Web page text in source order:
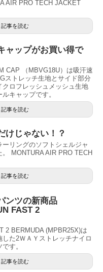
AIR PRO TECH JACKET
記事を読む
ャップがお買い得で
CAP （MBVG18U）は吸汗速
ストレッチ生地とサイド部分
クロフレッシュメッシュ生地
キャップです。
記事を読む
けじゃない！？
ーリングのソフトシェルジャ
MONTURA AIR PRO TECH
記事を読む
ンツの新商品
FAST 2
2 BERMUDA (MPBR25X)は
た2ＷＡＹストレッチナイロ
す。
記事を読む